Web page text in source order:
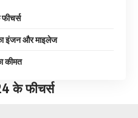
इंजन और माइलेज
कीमत
के फीचर्स